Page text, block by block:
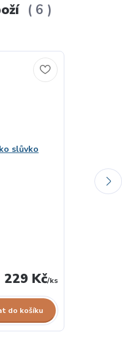
6
229 Kč/ks
do košíku